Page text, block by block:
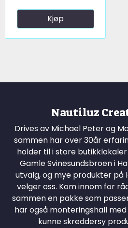
Kjøp
Nautiluz
Drives av Michael Peter og
sammen har over 30år
holder til i store
Gamle Svinesundsbroen i
utvalg, og mye produkter på
velger oss. Kom innom for
sammen en pakke som
har også monteringshall
kunne skreddersy